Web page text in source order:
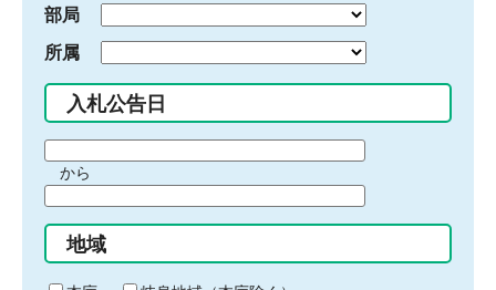
部局
所属
入札公告日
間
始
り
から
間
終
地域